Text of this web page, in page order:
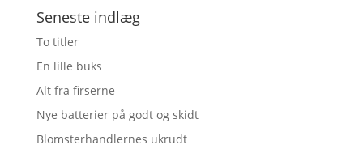
Seneste indlæg
To titler
En lille buks
Alt fra firserne
Nye batterier på godt og skidt
Blomsterhandlernes ukrudt